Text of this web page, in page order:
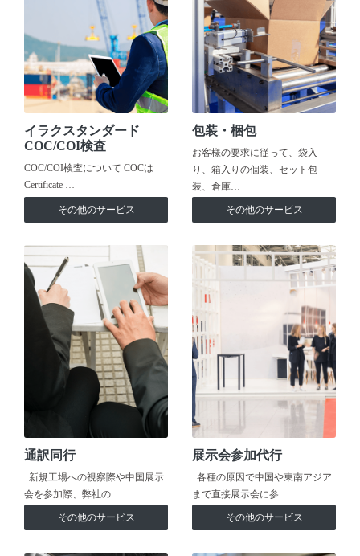
イラクスタンダード
COC/COI検査
COC/COI検査について COCは
Certificate …
その他のサービス
包装・梱包
お客様の要求に従って、袋入
り、箱入りの個装、セット包
装、倉庫…
その他のサービス
通訳同行
新規工場への視察際や中国展示
会を参加際、弊社の…
その他のサービス
展示会参加代行
各種の原因で中国や東南アジア
まで直接展示会に参…
その他のサービス